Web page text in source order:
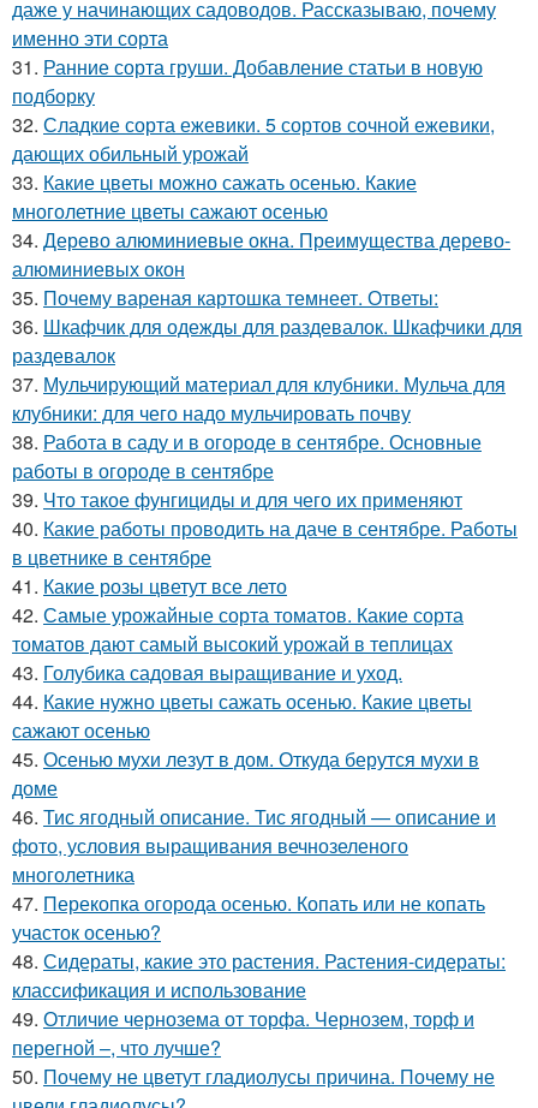
даже у начинающих садоводов. Рассказываю, почему
именно эти сорта
31. Ранние сорта груши. Добавление статьи в новую
подборку
32. Сладкие сорта ежевики. 5 сортов сочной ежевики,
дающих обильный урожай
33. Какие цветы можно сажать осенью. Какие
многолетние цветы сажают осенью
34. Дерево алюминиевые окна. Преимущества дерево-
алюминиевых окон
35. Почему вареная картошка темнеет. Ответы:
36. Шкафчик для одежды для раздевалок. Шкафчики для
раздевалок
37. Мульчирующий материал для клубники. Мульча для
клубники: для чего надо мульчировать почву
38. Работа в саду и в огороде в сентябре. Основные
работы в огороде в сентябре
39. Что такое фунгициды и для чего их применяют
40. Какие работы проводить на даче в сентябре. Работы
в цветнике в сентябре
41. Какие розы цветут все лето
42. Самые урожайные сорта томатов. Какие сорта
томатов дают самый высокий урожай в теплицах
43. Голубика садовая выращивание и уход.
44. Какие нужно цветы сажать осенью. Какие цветы
сажают осенью
45. Осенью мухи лезут в дом. Откуда берутся мухи в
доме
46. Тис ягодный описание. Тис ягодный — описание и
фото, условия выращивания вечнозеленого
многолетника
47. Перекопка огорода осенью. Копать или не копать
участок осенью?
48. Сидераты, какие это растения. Растения-сидераты:
классификация и использование
49. Отличие чернозема от торфа. Чернозем, торф и
перегной –, что лучше?
50. Почему не цветут гладиолусы причина. Почему не